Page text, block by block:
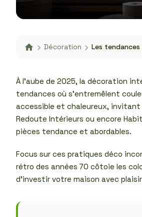
Décoration Les
À l’aube de 2025, la décoration
tendances où s’entremêlent
accessible et chaleureux, invitant
Redoute Intérieurs ou encore
pièces tendance et abordables.
Focus sur ces pratiques déco
rétro des années 70 côtoie les
d’investir votre maison avec